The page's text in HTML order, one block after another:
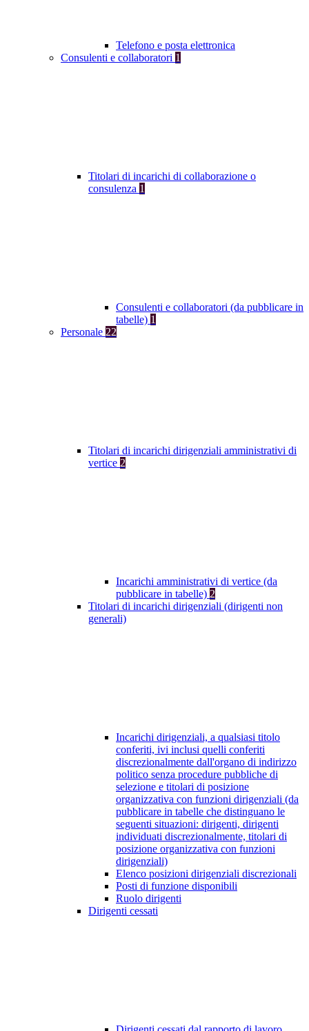
Telefono e posta elettronica
Consulenti e collaboratori 1
Titolari di incarichi di collaborazione o
consulenza 1
Consulenti e collaboratori (da pubblicare in
tabelle) 1
Personale 22
Titolari di incarichi dirigenziali amministrativi di
vertice 2
Incarichi amministrativi di vertice (da
pubblicare in tabelle) 2
Titolari di incarichi dirigenziali (dirigenti non
generali)
Incarichi dirigenziali, a qualsiasi titolo
conferiti, ivi inclusi quelli conferiti
discrezionalmente dall'organo di indirizzo
politico senza procedure pubbliche di
selezione e titolari di posizione
organizzativa con funzioni dirigenziali (da
pubblicare in tabelle che distinguano le
seguenti situazioni: dirigenti, dirigenti
individuati discrezionalmente, titolari di
posizione organizzativa con funzioni
dirigenziali)
Elenco posizioni dirigenziali discrezionali
Posti di funzione disponibili
Ruolo dirigenti
Dirigenti cessati